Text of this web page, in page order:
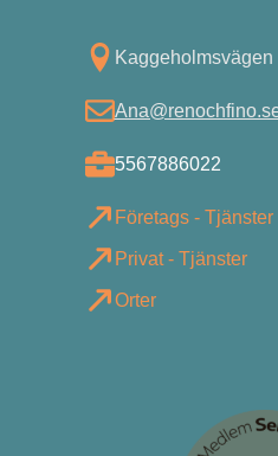
Kagg
5567886022
Företags - Tjänster
Privat - Tjänster
Orter